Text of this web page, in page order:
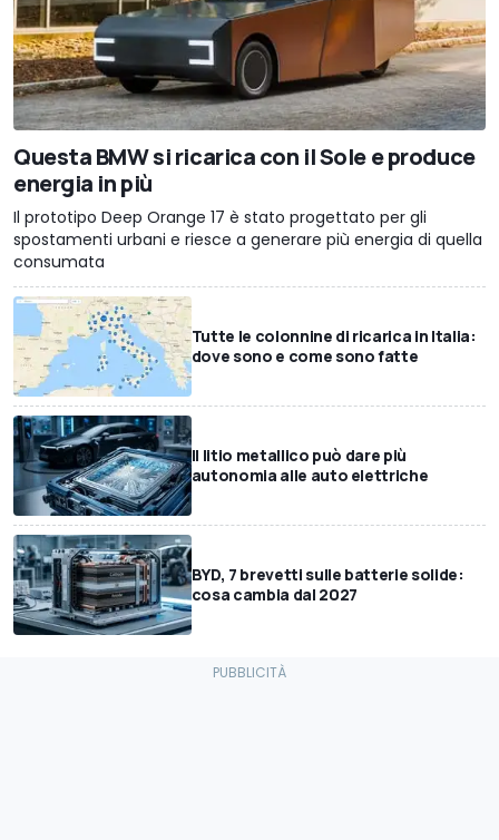
Questa BMW si ricarica con il Sole e produce
energia in più
Il prototipo Deep Orange 17 è stato progettato per gli
spostamenti urbani e riesce a generare più energia di quella
consumata
Tutte le colonnine di ricarica in Italia:
dove sono e come sono fatte
Il litio metallico può dare più
autonomia alle auto elettriche
BYD, 7 brevetti sulle batterie solide:
cosa cambia dal 2027